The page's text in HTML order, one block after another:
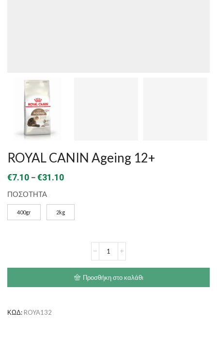
ROYAL CANIN Ageing 12+
€7.10 –€31.10Price
€7.10
through
ΠΟΣΟΤΗΤΑ
400gr 2kg
CANIN
ποσότητα
Προσθήκη στο καλάθι
ΚΩΔ: ROYA132